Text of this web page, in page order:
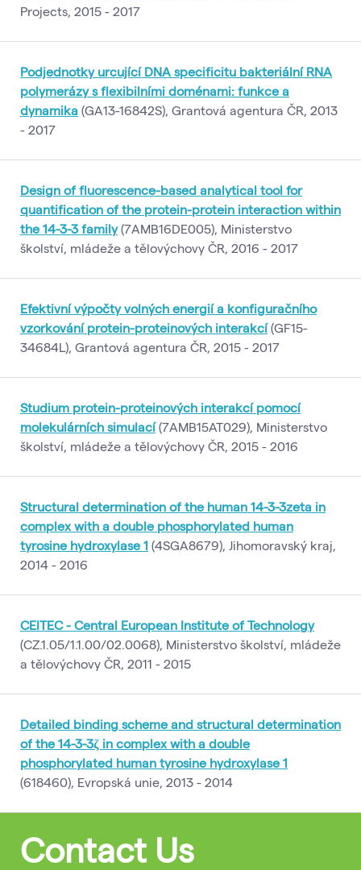
Projects, 2015 - 2017
Podjednotky urcující DNA specificitu bakteriální RNA
polymerázy s flexibilními doménami: funkce a
dynamika (GA13-16842S), Grantová agentura ČR, 2013
- 2017
Design of fluorescence-based analytical tool for
quantification of the protein-protein interaction within
the 14-3-3 family(7AMB16DE005), Ministerstvo
školství, mládeže a tělovýchovy ČR, 2016 - 2017
Efektivní výpočty volných energií a konfiguračního
vzorkování protein-proteinových interakcí(GF15-
34684L), Grantová agentura ČR, 2015 - 2017
Studium protein-proteinových interakcí pomocí
molekulárních simulací(7AMB15AT029), Ministerstvo
školství, mládeže a tělovýchovy ČR, 2015 - 2016
Structural determination of the human 14-3-3zeta in
complex with a double phosphorylated human
tyrosine hydroxylase 1 (4SGA8679), Jihomoravský kraj,
2014 - 2016
CEITEC - Central European Institute of Technology
(CZ.1.05/1.1.00/02.0068), Ministerstvo školství, mládeže
a tělovýchovy ČR, 2011 - 2015
Detailed binding scheme and structural determination
of the 14-3-3ζ in complex with a double
phosphorylated human tyrosine hydroxylase 1
(618460), Evropská unie, 2013 - 2014
Contact Us